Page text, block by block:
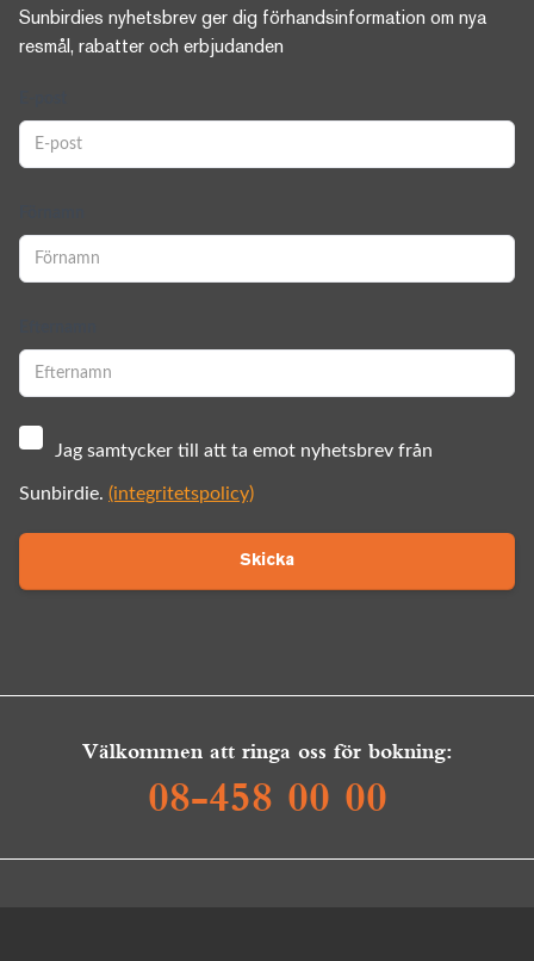
Sunbirdies nyhetsbrev ger dig förhandsinformation om nya
resmål, rabatter och erbjudanden
Jag samtycker till att ta emot nyhetsbrev från
Sunbirdie. (integritetspolicy)
Skicka
Välkommen att ringa oss för bokning:
08-458 00 00